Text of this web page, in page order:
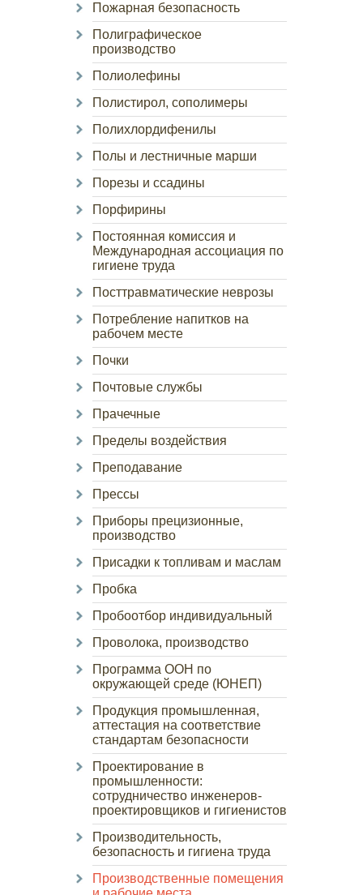
Пожарная безопасность
Полиграфическое
производство
Полиолефины
Полистирол, сополимеры
Полихлордифенилы
Полы и лестничные марши
Порезы и ссадины
Порфирины
Постоянная комиссия и
Международная ассоциация по
гигиене труда
Посттравматические неврозы
Потребление напитков на
рабочем месте
Почки
Почтовые службы
Прачечные
Пределы воздействия
Преподавание
Прессы
Приборы прецизионные,
производство
Присадки к топливам и маслам
Пробка
Пробоотбор индивидуальный
Проволока, производство
Программа ООН по
окружающей среде (ЮНЕП)
Продукция промышленная,
аттестация на соответствие
стандартам безопасности
Проектирование в
промышленности:
сотрудничество инженеров-
проектировщиков и гигиенистов
Производительность,
безопасность и гигиена труда
Производственные помещения